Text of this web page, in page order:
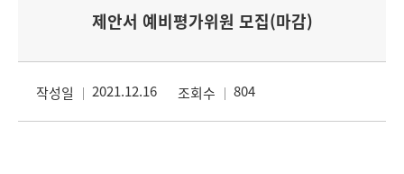
제안서 예비평가위원 모집(마감)
작성일 2021.12.16 조회수 804